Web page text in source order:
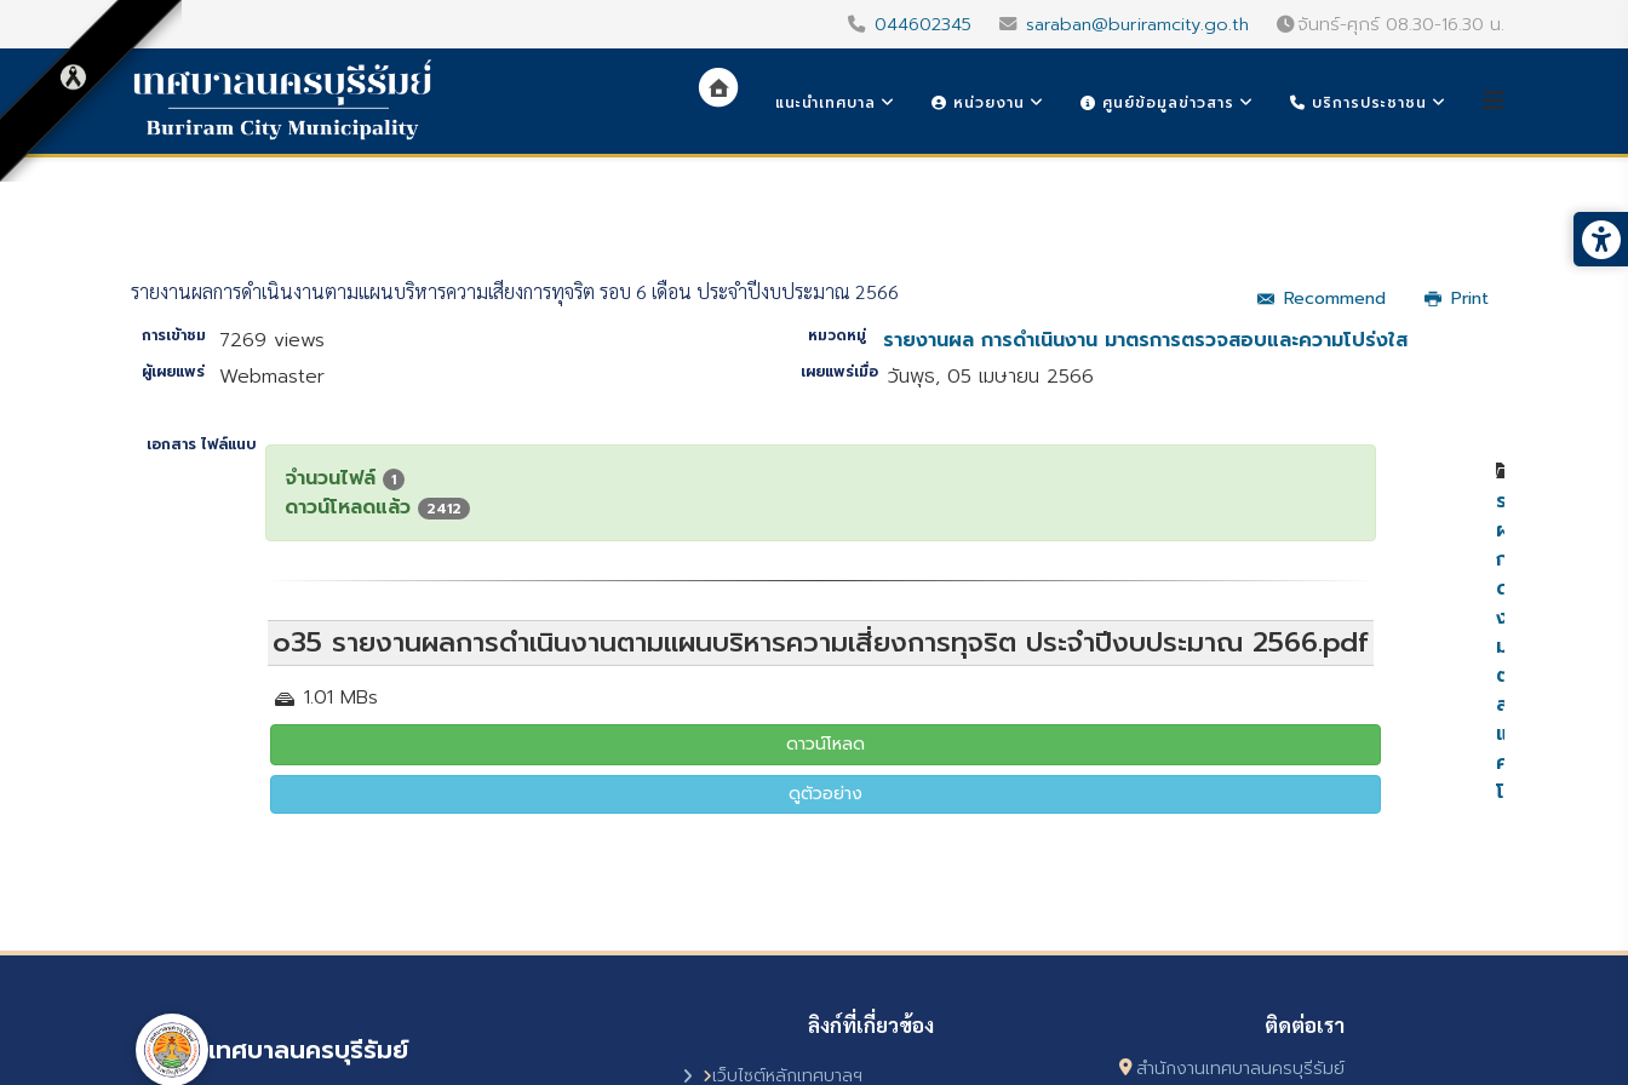
044602345 saraban@buriramcity.go.th จันทร์-ศุกร์ 08.30-16.30 น.
แนะนำเทศบาล หน่วยงาน ศูนย์ข้อมูลข่าวสาร บริการประชาชน
Recommend Print
รายงานผลการดำเนินงานตามแผนบริหารความเสี่ยงการทุจริต รอบ 6 เดือน ประจำปีงบประมาณ 2566
การเข้าชม 7269 views หมวดหมู่ รายงานผล การดำเนินงาน มาตรการตรวจสอบและความโปร่งใส
ผู้เผยแพร่ Webmaster เผยแพร่เมื่อ วันพุธ, 05 เมษายน 2566
เอกสาร ไฟล์แนบ
จำนวนไฟล์ 1
ดาวน์โหลดแล้ว 2412
o35 รายงานผลการดำเนินงานตามแผนบริหารความเสี่ยงการทุจริต ประจำปีงบประมาณ 2566.pdf
1.01 MBs
ดาวน์โหลด
ดูตัวอย่าง
รายงาน
ผล
การ
ดำเนิน
งาน
มาตรการ
ตรวจ
สอบ
และ
ความ
โปร่งใส
เทศบาลนครบุรีรัมย์
ลิงก์ที่เกี่ยวข้อง
เว็บไซต์หลักเทศบาลฯ
ติดต่อเรา
สำนักงานเทศบาลนครบุรีรัมย์